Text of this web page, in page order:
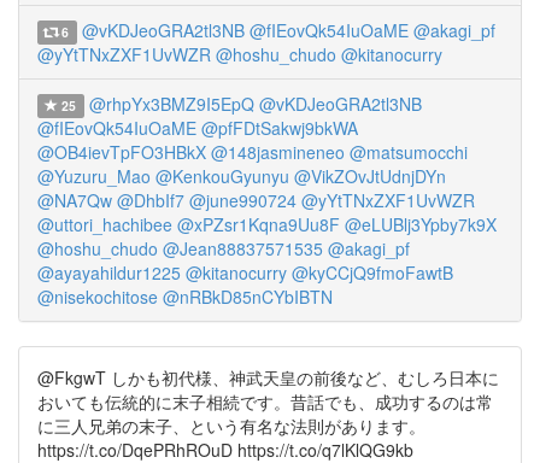
6 @vKDJeoGRA2tl3NB @fIEovQk54IuOaME @akagi_pf
@yYtTNxZXF1UvWZR @hoshu_chudo @kitanocurry
25 @rhpYx3BMZ9I5EpQ @vKDJeoGRA2tl3NB
@fIEovQk54IuOaME @pfFDtSakwj9bkWA
@OB4ievTpFO3HBkX @148jasmineneo @matsumocchi
@Yuzuru_Mao @KenkouGyunyu @VikZOvJtUdnjDYn
@NA7Qw @DhbIf7 @june990724 @yYtTNxZXF1UvWZR
@uttori_hachibee @xPZsr1Kqna9Uu8F @eLUBlj3Ypby7k9X
@hoshu_chudo @Jean88837571535 @akagi_pf
@ayayahildur1225 @kitanocurry @kyCCjQ9fmoFawtB
@nisekochitose @nRBkD85nCYbIBTN
@FkgwT しかも初代様、神武天皇の前後など、むしろ日本に
おいても伝統的に末子相続です。昔話でも、成功するのは常
に三人兄弟の末子、という有名な法則があります。
https://t.co/DqePRhROuD https://t.co/q7lKlQG9kb